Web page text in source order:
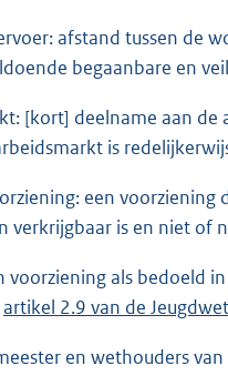
afstand tussen de
begaanbare en
[kort] deelname aan
is
een
verkrijgbaar is en niet of
voorziening als bedoeld in
artikel 2.9 van de Jeugdwet
en wethouders